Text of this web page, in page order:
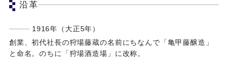
沿革
1916年（大正5年）
創業、初代社長の狩場藤蔵の名前にちなんで「亀甲藤醸造」
と命名。のちに「狩場酒造場」に改称。